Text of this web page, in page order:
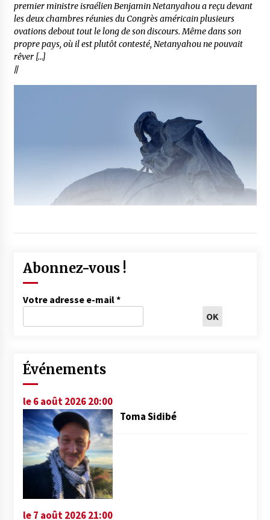
premier ministre israélien Benjamin Netanyahou a reçu devant
les deux chambres réunies du Congrès américain plusieurs
ovations debout tout le long de son discours. Même dans son
propre pays, où il est plutôt contesté, Netanyahou ne pouvait
rêver […]
//
Abonnez-vous !
Votre adresse e-mail*
Événements
le 6 août 2026 20:00
Toma Sidibé
le 7 août 2026 21:00